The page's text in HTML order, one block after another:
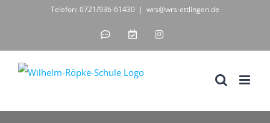
springen
Telefon: 0721/936-61430 | wrs@wrs-ettlingen.de
IServ
unsere
IT-
WebUntis
digitales
Instagram